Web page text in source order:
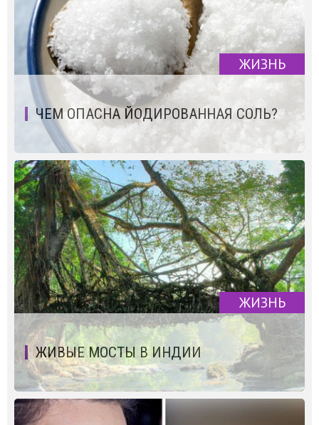
ЖИЗНЬ
ЧЕМ ОПАСНА ЙОДИРОВАННАЯ СОЛЬ?
ЖИЗНЬ
ЖИВЫЕ МОСТЫ В ИНДИИ